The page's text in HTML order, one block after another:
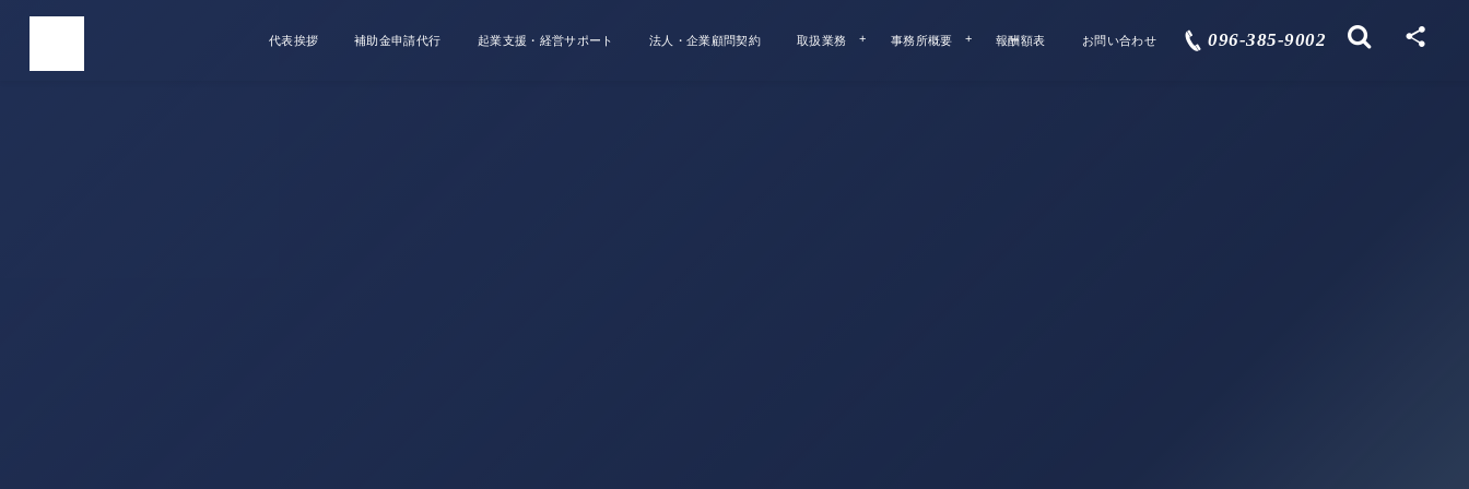
代表挨拶 補助金申請代行 起業支援・経営サポート 法人・企業顧問契約 取扱業務 事務所概要 報酬額表 お問い合わせ 096-385-9002